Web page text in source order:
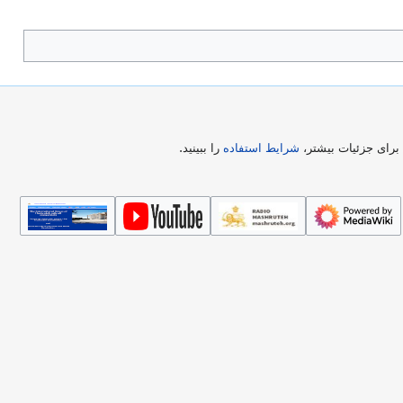
جزئیات بیشتر، شرایط استفاده را ببینید.